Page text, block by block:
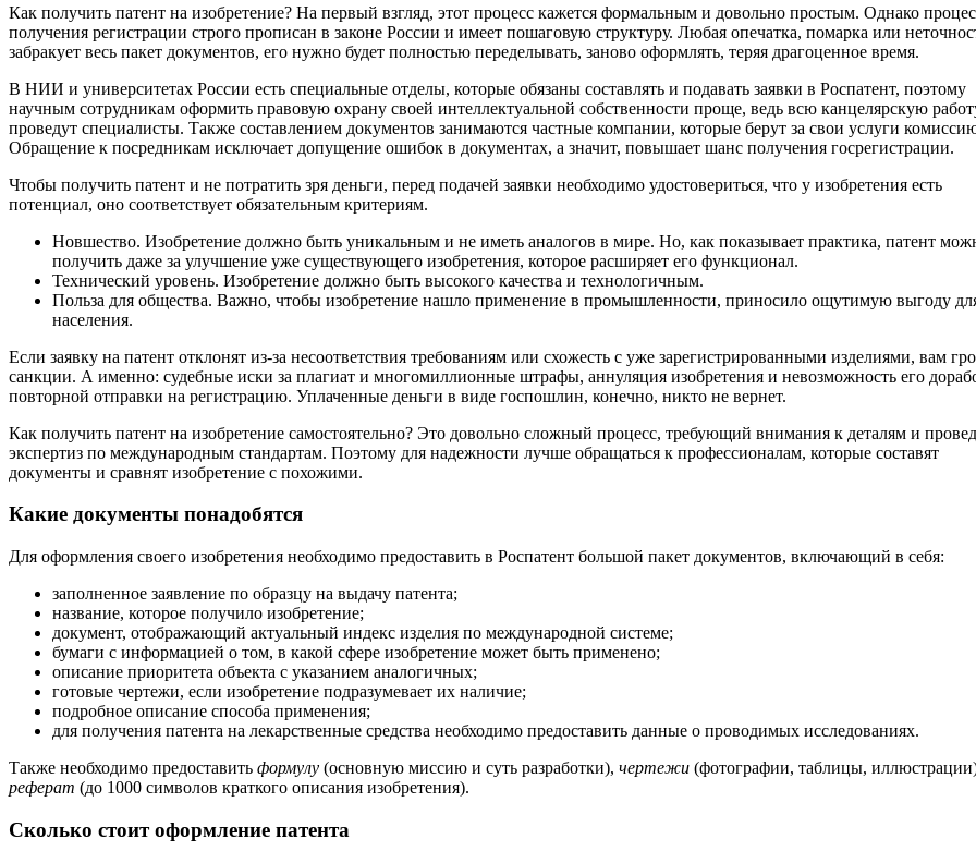
Как получить патент на изобретение? На первый взгляд, этот процесс кажется формальным и довольно простым. Однако
получения регистрации строго прописан в законе России и имеет пошаговую структуру. Любая опечатка, помарка или
забракует весь пакет документов, его нужно будет полностью переделывать, заново оформлять, теряя драгоценное время.
В НИИ и университетах России есть специальные отделы, которые обязаны составлять и подавать заявки в Роспатент, поэтому
научным сотрудникам оформить правовую охрану своей интеллектуальной собственности проще, ведь всю канцелярскую
проведут специалисты. Также составлением документов занимаются частные компании, которые берут за свои услуги
Обращение к посредникам исключает допущение ошибок в документах, а значит, повышает шанс получения госрегистрации.
Чтобы получить патент и не потратить зря деньги, перед подачей заявки необходимо удостовериться, что у изобретения есть
потенциал, оно соответствует обязательным критериям.
Новшество. Изобретение должно быть уникальным и не иметь аналогов в мире. Но, как показывает практика, патент
получить даже за улучшение уже существующего изобретения, которое расширяет его функционал.
Технический уровень. Изобретение должно быть высокого качества и технологичным.
Польза для общества. Важно, чтобы изобретение нашло применение в промышленности, приносило ощутимую выгоду
населения.
Если заявку на патент отклонят из-за несоответствия требованиям или схожесть с уже зарегистрированными изделиями, вам
санкции. А именно: судебные иски за плагиат и многомиллионные штрафы, аннуляция изобретения и невозможность его
повторной отправки на регистрацию. Уплаченные деньги в виде госпошлин, конечно, никто не вернет.
Как получить патент на изобретение самостоятельно? Это довольно сложный процесс, требующий внимания к деталям и
экспертиз по международным стандартам. Поэтому для надежности лучше обращаться к профессионалам, которые составят
документы и сравнят изобретение с похожими.
Какие документы понадобятся
Для оформления своего изобретения необходимо предоставить в Роспатент большой пакет документов, включающий в себя:
заполненное заявление по образцу на выдачу патента;
название, которое получило изобретение;
документ, отображающий актуальный индекс изделия по международной системе;
бумаги с информацией о том, в какой сфере изобретение может быть применено;
описание приоритета объекта с указанием аналогичных;
готовые чертежи, если изобретение подразумевает их наличие;
подробное описание способа применения;
для получения патента на лекарственные средства необходимо предоставить данные о проводимых исследованиях.
Также необходимо предоставить формулу (основную миссию и суть разработки), чертежи (фотографии, таблицы,
реферат (до 1000 символов краткого описания изобретения).
Сколько стоит оформление патента